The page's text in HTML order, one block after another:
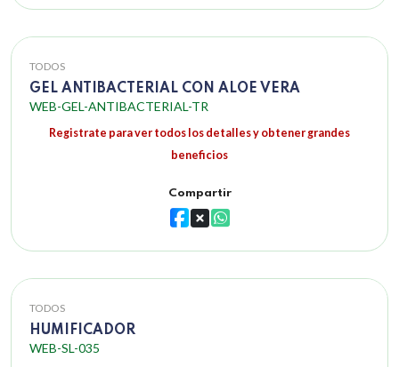
TODOS
GEL ANTIBACTERIAL CON ALOE VERA
WEB-GEL-ANTIBACTERIAL-TR
Registrate para ver todos los detalles y obtener grandes
beneficios
Compartir
TODOS
HUMIFICADOR
WEB-SL-035